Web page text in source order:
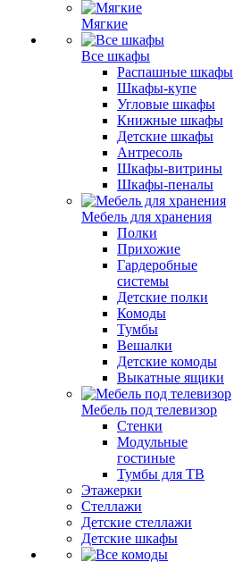
Мягкие
Все шкафы
Распашные шкафы
Шкафы-купе
Угловые шкафы
Книжные шкафы
Детские шкафы
Антресоль
Шкафы-витрины
Шкафы-пеналы
Мебель для хранения
Полки
Прихожие
Гардеробные
системы
Детские полки
Комоды
Тумбы
Вешалки
Детские комоды
Выкатные ящики
Мебель под телевизор
Стенки
Модульные
гостиные
Тумбы для ТВ
Этажерки
Стеллажи
Детские стеллажи
Детские шкафы